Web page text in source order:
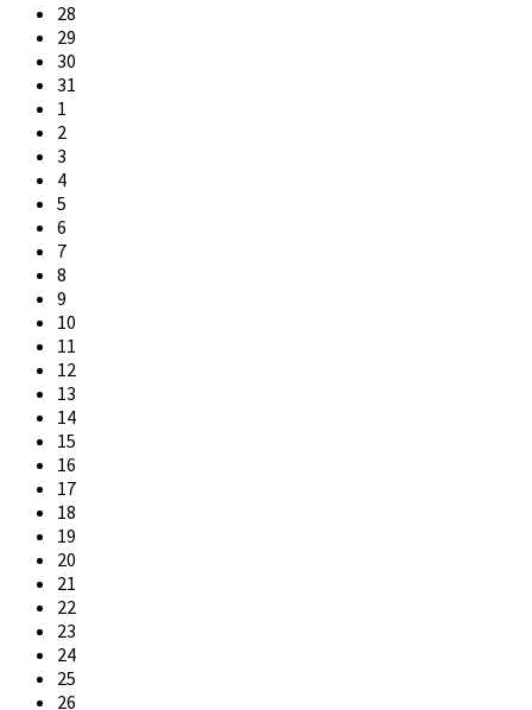
calendar
days
28
29
30
31
1
2
3
4
5
6
7
8
9
10
11
12
13
14
15
16
17
18
19
20
21
22
23
24
25
26